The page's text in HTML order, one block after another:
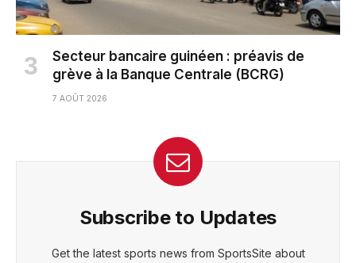
Secteur bancaire guinéen : préavis de
grève à la Banque Centrale (BCRG)
7 AOÛT 2026
Subscribe to Updates
Get the latest sports news from SportsSite about